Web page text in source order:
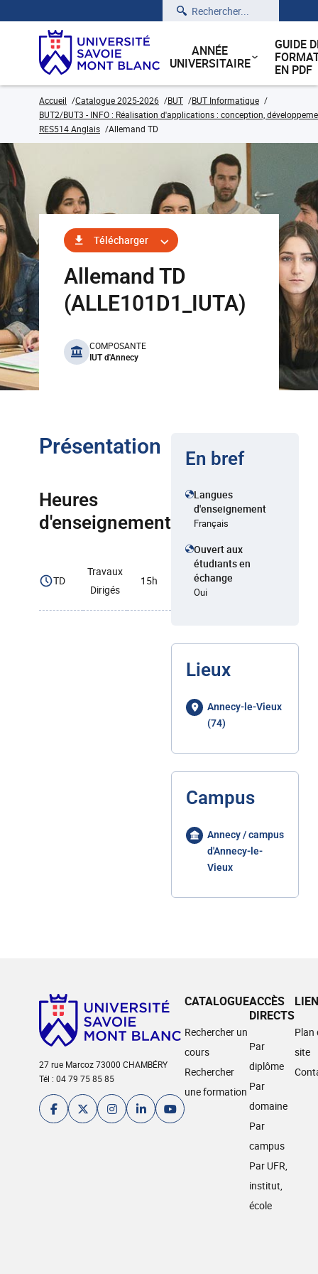
Rechercher
ANNÉE
UNIVERSITAIRE
GUIDE
EN PDF
Accueil Catalogue 2025-2026 BUT
BUT Informatique
BUT2/BUT3 - INFO : Réalisation d'applications : conception,
RES514 Anglais
Allemand TD
Télécharger
Allemand TD
(ALLE101D1_IUTA)
benefits
COMPOSANTE
IUT d'Annecy
Présentation
Heures
d'enseignement
TD
Travaux
Dirigés
15h
En bref
Langues
d'enseignement
Français
Ouvert aux
étudiants en
échange
Oui
Lieux
Annecy-le-Vieux
(74)
Campus
Annecy / campus
d'Annecy-le-
Vieux
27 rue Marcoz 73000 CHAMBÉRY
Tél : 04 79 75 85 85
CATALOGUE
Rechercher un
cours
Rechercher
une formation
ACCÈS
DIRECTS
Par
diplôme
Par
domaine
Par
campus
Par UFR,
institut,
école
Plan
site